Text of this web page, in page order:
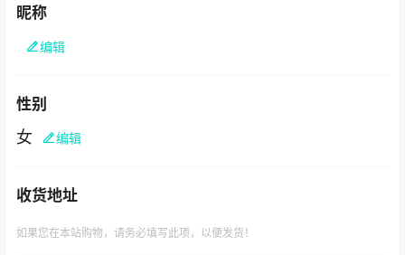
昵称
编辑
性别
女 编辑
收货地址
如果您在本站购物，请务必填写此项，以便发货！